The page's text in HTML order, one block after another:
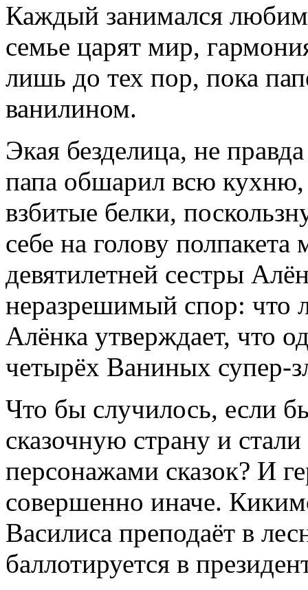
Каждый занимался
семье царят мир,
лишь до тех пор, пока
ванилином.
Экая безделица, не
папа обшарил всю кухню,
взбитые белки,
себе на голову
девятилетней сестры
неразрешимый спор: что
Алёнка утверждает, что
четырёх Ваниных супер-
Что бы случилось, если
сказочную страну и
персонажами сказок? И
совершенно иначе.
Василиса преподаёт в
баллотируется в